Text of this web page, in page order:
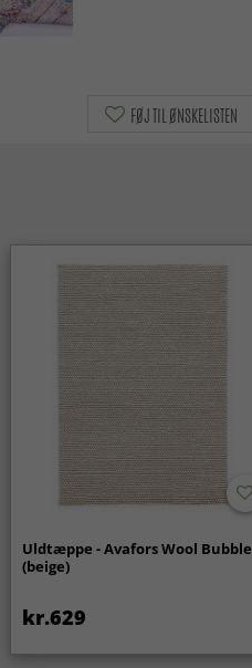
FØJ TIL ØNSKELISTEN
Uldtæppe - Avafors Wool Bubble
(beige)
kr.629